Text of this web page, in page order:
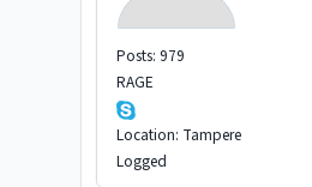
Posts: 979
RAGE
Location: Tampere
Logged